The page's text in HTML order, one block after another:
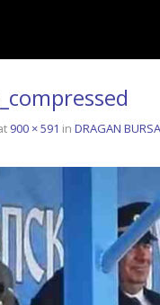
900 × 591 in DRAGAN